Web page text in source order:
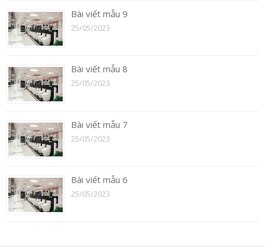
Bài viết mẫu 9
25/05/2023
Bài viết mẫu 8
25/05/2023
Bài viết mẫu 7
25/05/2023
Bài viết mẫu 6
25/05/2023